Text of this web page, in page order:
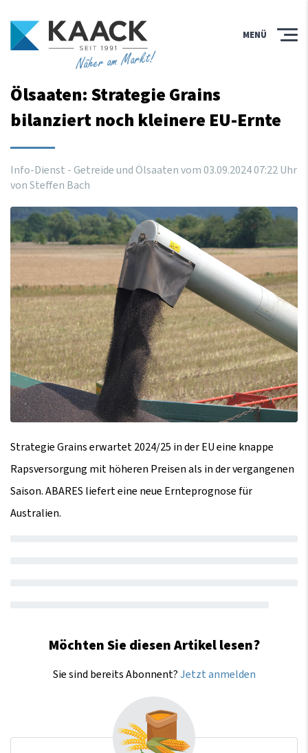
Näher am Markt!
MENÜ
Ölsaaten: Strategie Grains
bilanziert noch kleinere EU-Ernte
Info-Dienst - Getreide und Ölsaaten vom03.09.202407:22Uhr
von Steffen Bach
Strategie Grains erwartet 2024/25 in der EU eine knappe
Rapsversorgung mit höheren Preisen als in der vergangenen
Saison. ABARES liefert eine neue Ernteprognose für
Australien.
Möchten Sie diesen Artikel lesen?
Sie sind bereits Abonnent?Jetzt anmelden